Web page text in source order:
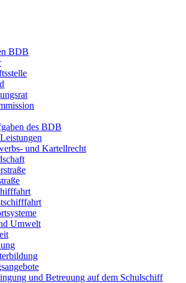
BDB
des BDB
und Kartellrecht
Umwelt
und Betreuung auf dem Schulschiff